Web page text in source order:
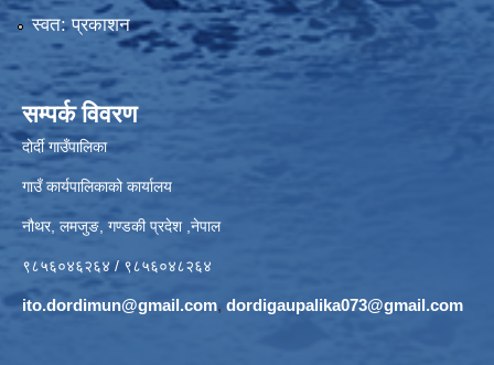
स्वत: प्रकाशन
सम्पर्क विवरण
दोर्दी गाउँपालिका
गाउँ कार्यपालिकाको कार्यालय
नौथर, लमजुङ, गण्डकी प्रदेश ,नेपाल
९८५६०४६२६४ / ९८५६०४८२६४
ito.dordimun@gmail.com, dordigaupalika073@gmail.com